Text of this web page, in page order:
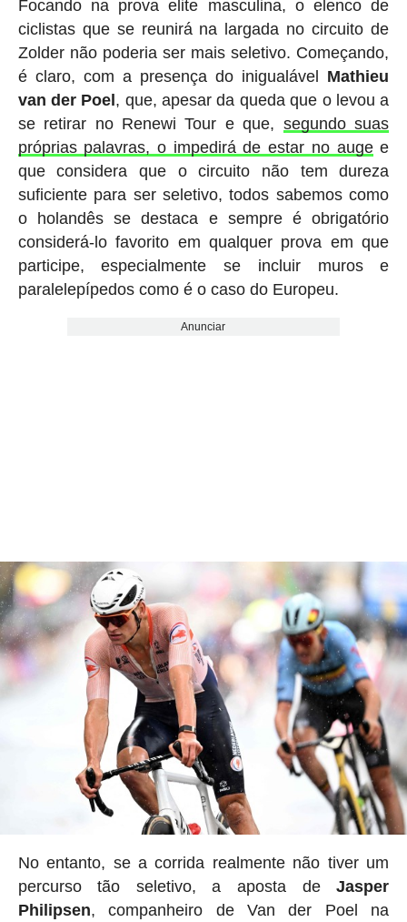
Focando na prova elite masculina, o elenco de
ciclistas que se reunirá na largada no circuito de
Zolder não poderia ser mais seletivo. Começando,
é claro, com a presença do inigualável Mathieu
van der Poel , que, apesar da queda que o levou a
se retirar no Renewi Tour e que, segundo suas
próprias palavras, o impedirá de estar no augee
que considera que o circuito não tem dureza
suficiente para ser seletivo, todos sabemos como
o holandês se destaca e sempre é obrigatório
considerá-lo favorito em qualquer prova em que
participe, especialmente se incluir muros e
paralelepípedos como é o caso do Europeu.
Anunciar
No entanto, se a corrida realmente não tiver um
percurso tão seletivo, a aposta deJasper
Philipsen, companheiro de Van der Poel na